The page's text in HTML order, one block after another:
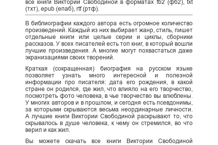
все книги Виктории Свободиной в форматах fb2 (фб2), txt
(тхт), epub (епаб), rtf (ртф).
В библиографии каждого автора есть огромное количество
произведений. Каждый из них выбирает жанр, стиль, пишет
отдельные книги или целые серии и циклы, сборники
рассказов. У всех писателей есть топ книг, в который вошли
лучшие произведения. А многие могут похвастаться даже
экранизациями своих творений.
Краткая (сокращенная) биография на русском языке
позволяет узнать много интересной и полезной
информации про писателя: дата его рождения, в какой
стране он родился, где жил, что влияло на его творчество,
посмотреть фото человека, в чье творчество вы влюблены.
У многих авторов и в прошлом, и сегодня есть псевдонимы,
за которыми скрываются весьма неординарные личности.
А лучшие книги Виктории Свободиной раскрывают то, что
скрывалось в душе человека, к чему он стремился, во что
верил и как жил.
Вы можете скачать все книги Виктории Свободиной